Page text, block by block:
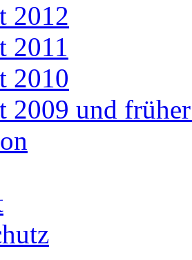
2012
2011
2010
2009 und